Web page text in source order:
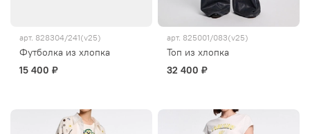
арт. 828304/241(v25)
Футболка из хлопка
15 400 ₽
арт. 825001/083(v25)
Топ из хлопка
32 400 ₽